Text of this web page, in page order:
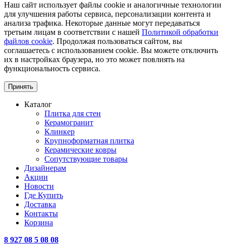
Наш сайт использует файлы cookie и аналогичные технологии
для улучшения работы сервиса, персонализации контента и
анализа трафика. Некоторые данные могут передаваться
третьим лицам в соответствии с нашей Политикой обработки
файлов cookie. Продолжая пользоваться сайтом, вы
соглашаетесь с использованием cookie. Вы можете отключить
их в настройках браузера, но это может повлиять на
функциональность сервиса.
Принять
Каталог
Плитка для стен
Керамогранит
Клинкер
Крупноформатная плитка
Керамические ковры
Сопутствующие товары
Дизайнерам
Акции
Новости
Где Купить
Доставка
Контакты
Корзина
8 927 08 5 08 08